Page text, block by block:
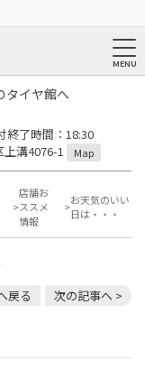
タイヤ館へ
了時間：18:30
溝4076-1
Map
店舗お
ススメ
情報
お天気のいい
日は・・・
戻る 次の記事へ >